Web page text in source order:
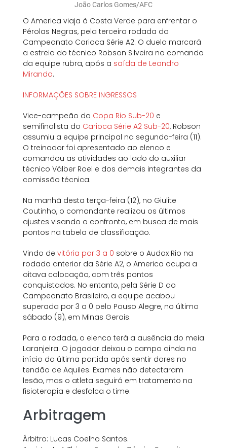
João Carlos Gomes/AFC
O America viaja à Costa Verde para enfrentar o
Pérolas Negras, pela terceira rodada do
Campeonato Carioca Série A2. O duelo marcará
a estreia do técnico Robson Silveira no comando
da equipe rubra, após a saída de Leandro
Miranda.
INFORMAÇÕES SOBRE INGRESSOS
Vice-campeão da Copa Rio Sub-20 e
semifinalista do Carioca Série A2 Sub-20, Robson
assumiu a equipe principal na segunda-feira (11).
O treinador foi apresentado ao elenco e
comandou as atividades ao lado do auxiliar
técnico Válber Roel e dos demais integrantes da
comissão técnica.
Na manhã desta terça-feira (12), no Giulite
Coutinho, o comandante realizou os últimos
ajustes visando o confronto, em busca de mais
pontos na tabela de classificação.
Vindo de vitória por 3 a 0 sobre o Audax Rio na
rodada anterior da Série A2, o America ocupa a
oitava colocação, com três pontos
conquistados. No entanto, pela Série D do
Campeonato Brasileiro, a equipe acabou
superada por 3 a 0 pelo Pouso Alegre, no último
sábado (9), em Minas Gerais.
Para a rodada, o elenco terá a ausência do meia
Laranjeira. O jogador deixou o campo ainda no
início da última partida após sentir dores no
tendão de Aquiles. Exames não detectaram
lesão, mas o atleta seguirá em tratamento na
fisioterapia e desfalca o time.
Arbitragem
Árbitro: Lucas Coelho Santos.